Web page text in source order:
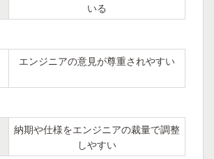
いる
エンジニアの意見が尊重されやすい
納期や仕様をエンジニアの裁量で調整
しやすい